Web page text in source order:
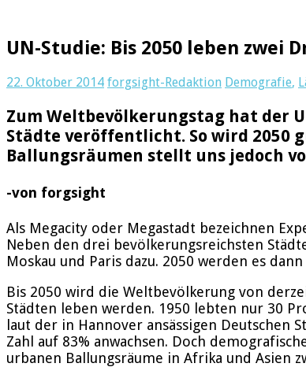
UN-Studie: Bis 2050 leben
22. Oktober 2014 forgsight-Redaktion Demografie,
Zum Weltbevölkerungstag hat der
Städte veröffentlicht. So wird 2050
Ballungsräumen stellt uns jedoch
-von forgsight
Als Megacity oder Megastadt bezeichnen
Neben den drei bevölkerungsreichsten
Moskau und Paris dazu. 2050 werden es
Bis 2050 wird die Weltbevölkerung von
Städten leben werden. 1950 lebten nur 30
laut der in Hannover ansässigen
Zahl auf 83% anwachsen. Doch
urbanen Ballungsräume in Afrika und Asien